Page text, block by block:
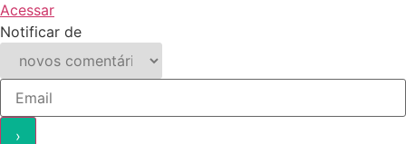
Acessar
Notificar de